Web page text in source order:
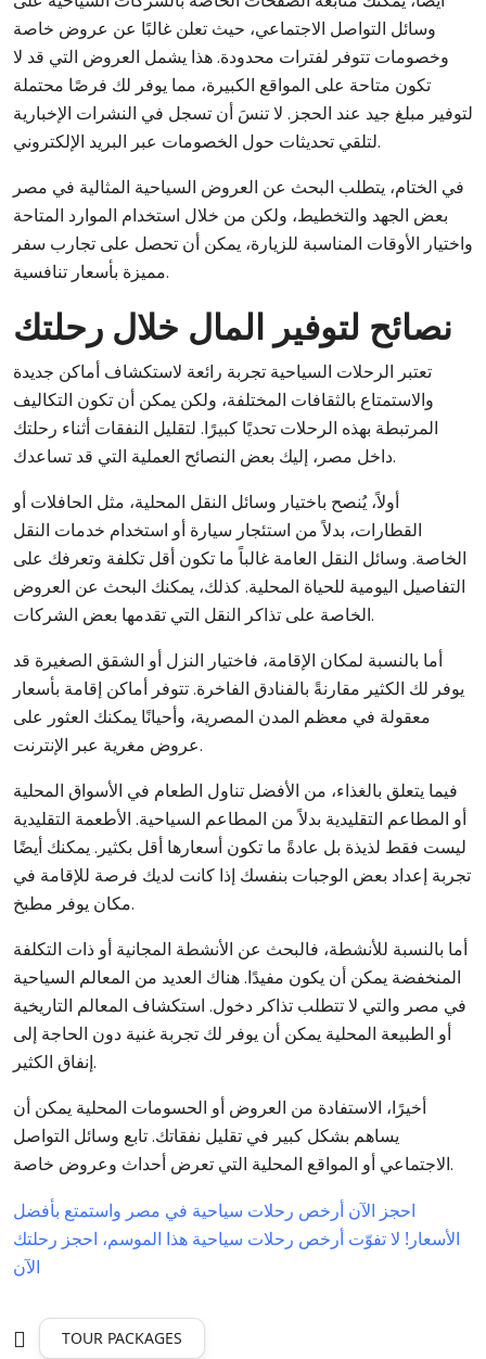
وسائل التواصل الاجتماعي، حيث تعلن غالبًا عن عروض خاصة
وخصومات تتوفر لفترات محدودة. هذا يشمل العروض التي قد لا
تكون متاحة على المواقع الكبيرة، مما يوفر لك فرصًا محتملة
لتوفير مبلغ جيد عند الحجز. لا تنسَ أن تسجل في النشرات الإخبارية
لتلقي تحديثات حول الخصومات عبر البريد الإلكتروني.
في الختام، يتطلب البحث عن العروض السياحية المثالية في مصر
بعض الجهد والتخطيط، ولكن من خلال استخدام الموارد المتاحة
واختيار الأوقات المناسبة للزيارة، يمكن أن تحصل على تجارب سفر
مميزة بأسعار تنافسية.
نصائح لتوفير المال خلال رحلتك
تعتبر الرحلات السياحية تجربة رائعة لاستكشاف أماكن جديدة
والاستمتاع بالثقافات المختلفة، ولكن يمكن أن تكون التكاليف
المرتبطة بهذه الرحلات تحديًا كبيرًا. لتقليل النفقات أثناء رحلتك
داخل مصر، إليك بعض النصائح العملية التي قد تساعدك.
أولاً، يُنصح باختيار وسائل النقل المحلية، مثل الحافلات أو
القطارات، بدلاً من استئجار سيارة أو استخدام خدمات النقل
الخاصة. وسائل النقل العامة غالباً ما تكون أقل تكلفة وتعرفك على
التفاصيل اليومية للحياة المحلية. كذلك، يمكنك البحث عن العروض
الخاصة على تذاكر النقل التي تقدمها بعض الشركات.
أما بالنسبة لمكان الإقامة، فاختيار النزل أو الشقق الصغيرة قد
يوفر لك الكثير مقارنةً بالفنادق الفاخرة. تتوفر أماكن إقامة بأسعار
معقولة في معظم المدن المصرية، وأحيانًا يمكنك العثور على
عروض مغرية عبر الإنترنت.
فيما يتعلق بالغذاء، من الأفضل تناول الطعام في الأسواق المحلية
أو المطاعم التقليدية بدلاً من المطاعم السياحية. الأطعمة التقليدية
ليست فقط لذيذة بل عادةً ما تكون أسعارها أقل بكثير. يمكنك أيضًا
تجربة إعداد بعض الوجبات بنفسك إذا كانت لديك فرصة للإقامة في
مكان يوفر مطبخ.
أما بالنسبة للأنشطة، فالبحث عن الأنشطة المجانية أو ذات التكلفة
المنخفضة يمكن أن يكون مفيدًا. هناك العديد من المعالم السياحية
في مصر والتي لا تتطلب تذاكر دخول. استكشاف المعالم التاريخية
أو الطبيعة المحلية يمكن أن يوفر لك تجربة غنية دون الحاجة إلى
إنفاق الكثير.
أخيرًا، الاستفادة من العروض أو الحسومات المحلية يمكن أن
يساهم بشكل كبير في تقليل نفقاتك. تابع وسائل التواصل
الاجتماعي أو المواقع المحلية التي تعرض أحداث وعروض خاصة.
احجز الآن أرخص رحلات سياحية في مصر واستمتع بأفضل
الأسعار! لا تفوّت أرخص رحلات سياحية هذا الموسم، احجز رحلتك
الآن
TOUR PACKAGES